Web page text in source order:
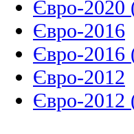
Євро-2020
Євро-2016
Євро-2016
Євро-2012
Євро-2012